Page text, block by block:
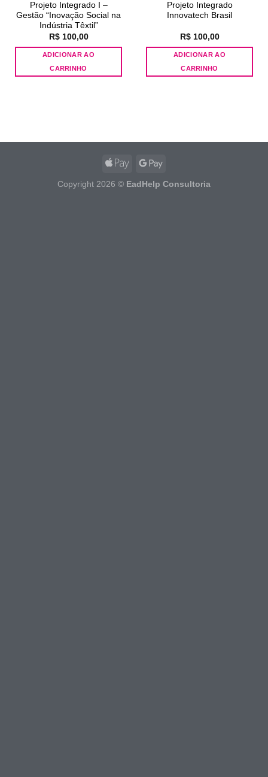
Projeto Integrado I –
Gestão “Inovação Social na
Indústria Têxtil”
R$100,00
ADICIONAR AO
CARRINHO
Projeto Integrado
Innovatech Brasil
R$100,00
ADICIONAR AO
CARRINHO
Copyright 2026 © EadHelp Consultoria